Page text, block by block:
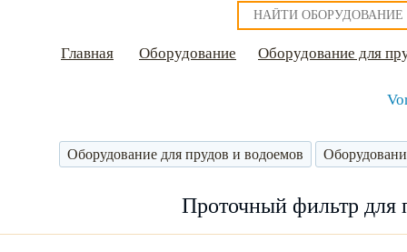
Главная Оборудование Оборудование для
Оборудование для прудов и водоемов
Проточный фильтр для